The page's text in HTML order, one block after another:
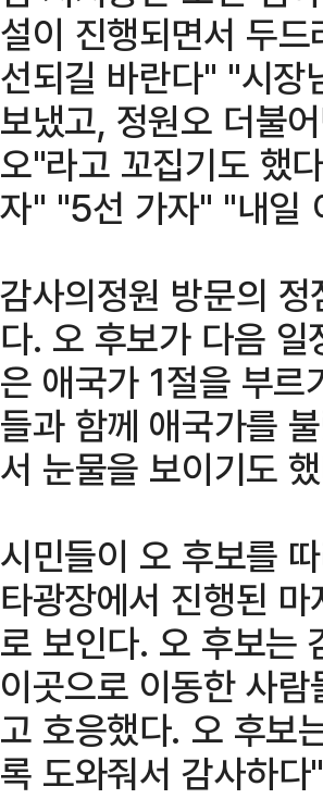
설이 진행되면서 두
선되길 바란다" "시장
보냈고, 정원오 더불
오"라고 꼬집기도 했
자" "5선 가자" "내일
감사의정원 방문의
다. 오 후보가 다음
은 애국가 1절을 부
들과 함께 애국가를
서 눈물을 보이기도
시민들이 오 후보를
타광장에서 진행된
로 보인다. 오 후보는
이곳으로 이동한 사
고 호응했다. 오 후보
록 도와줘서 감사하